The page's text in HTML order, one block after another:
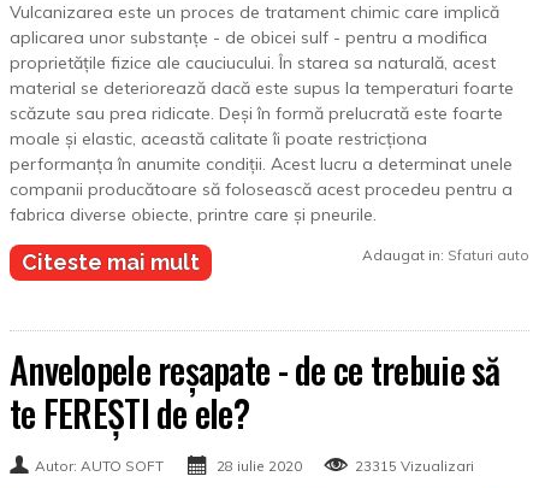
Vulcanizarea este un proces de tratament chimic care implică
aplicarea unor substanțe - de obicei sulf - pentru a modifica
proprietățile fizice ale cauciucului. În starea sa naturală, acest
material se deteriorează dacă este supus la temperaturi foarte
scăzute sau prea ridicate. Deși în formă prelucrată este foarte
moale și elastic, această calitate îi poate restricționa
performanța în anumite condiții. Acest lucru a determinat unele
companii producătoare să folosească acest procedeu pentru a
fabrica diverse obiecte, printre care și pneurile.
Citeste mai mult Adaugat in: Sfaturi auto
Anvelopele reșapate - de ce trebuie să
te FEREȘTI de ele?
Autor: AUTO SOFT 28 iulie 2020 23315 Vizualizari